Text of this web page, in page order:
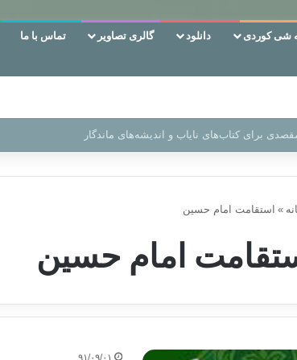
شی کوردی دانلود گالری تصاویر تماس با ما
از راه خداست‌!
» استقامت امام حسین
امام حسین
۹۱/۰۹/۰۱